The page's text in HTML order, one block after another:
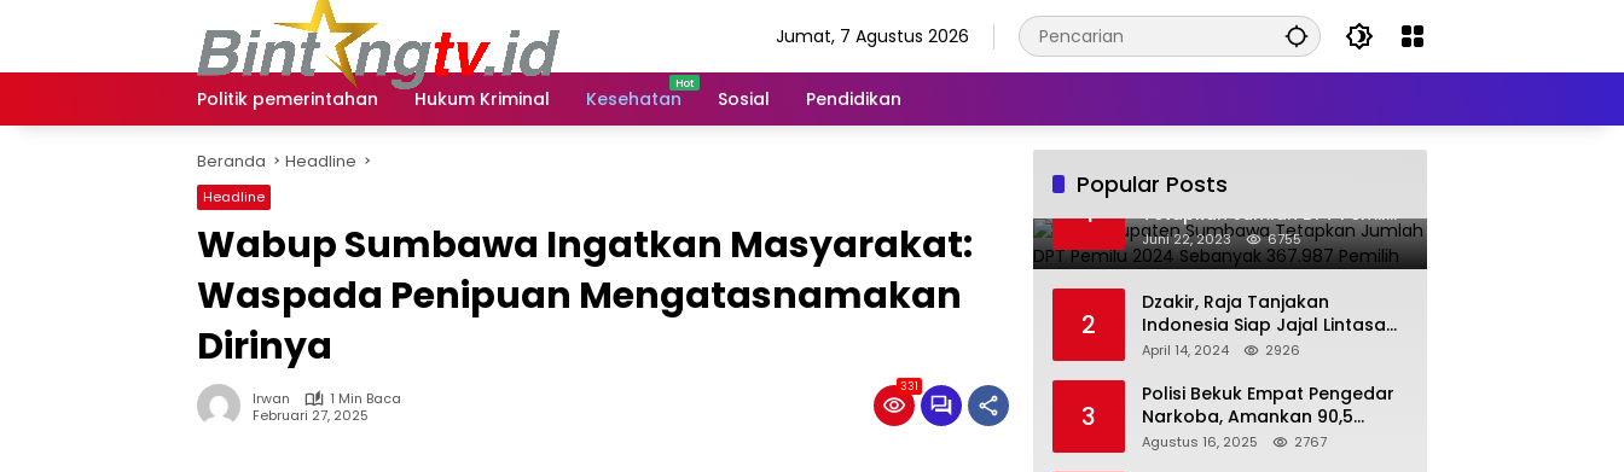
Jumat, 7 Agustus 2026
Politik pemerintahan Hukum Kriminal Kesehatan Sosial Pendidikan
Beranda Headline
Headline
Wabup Sumbawa Ingatkan Masyarakat:
Waspada Penipuan Mengatasnamakan
Dirinya
Irwan
1 Min Baca
Februari 27, 2025
331
Popular Posts
1
KPU Kabupaten Sumbawa
Tetapkan Jumlah DPT Pemilu
2024 Sebanyak 367.987
Pemilih
Juni 22, 2023 6755
2
Dzakir, Raja Tanjakan
Indonesia Siap Jajal Lintasan
Seloto Bersama DR Zul,
April 14, 2024 2926
3
Polisi Bekuk Empat Pengedar
Narkoba, Amankan 90,5
Gram Sabu dari Dalam Mobil
Agustus 16, 2025 2767